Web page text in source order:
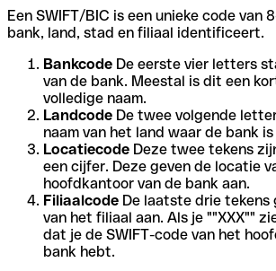
Een SWIFT/BIC is een unieke code van
bank, land, stad en filiaal identificeert.
Bankcode De eerste vier letters
van de bank. Meestal is dit een
volledige naam.
Landcode De twee volgende
naam van het land waar de bank
Locatiecode Deze twee tekens
een cijfer. Deze geven de locatie
hoofdkantoor van de bank aan.
Filiaalcode De laatste drie tekens
van het filiaal aan. Als je ""XXX""
dat je de SWIFT-code van het
bank hebt.